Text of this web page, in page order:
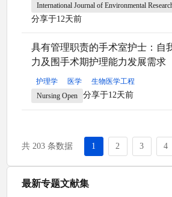
International Journal of Environmental
分享于12天前
具有管理职责的手术室护士：自
力及围手术期护理能力发展需求
护理学 医学
生物医学工程
Nursing Open
分享于12天前
共 203 条数据 1 2 3 4
最新专题文献集